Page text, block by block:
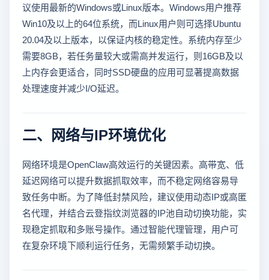
议使用最新的Windows或Linux版本。Windows用户推荐
Win10及以上的64位系统，而Linux用户则可选择Ubuntu
20.04及以上版本，以保证内核的稳定性。系统内存至少
需要8GB，若任务量较大或需高并发运行，则16GB及以
上内存会更适合，同时SSD硬盘的应用可显著提高数据
处理速度并减少I/O延迟。
二、网络与IP环境优化
网络环境是OpenClaw高效运行的关键因素。高带宽、低
延迟网络可以提升数据抓取效率，而不稳定网络容易导
致任务中断。为了降低封禁风险，建议使用动态IP或高匿
名代理，并结合云登指纹浏览器的IP池自动切换功能，实
现稳定抓取和多账号操作。通过智能代理管理，用户可
在复杂环境下顺利运行任务，无需频繁手动切换。